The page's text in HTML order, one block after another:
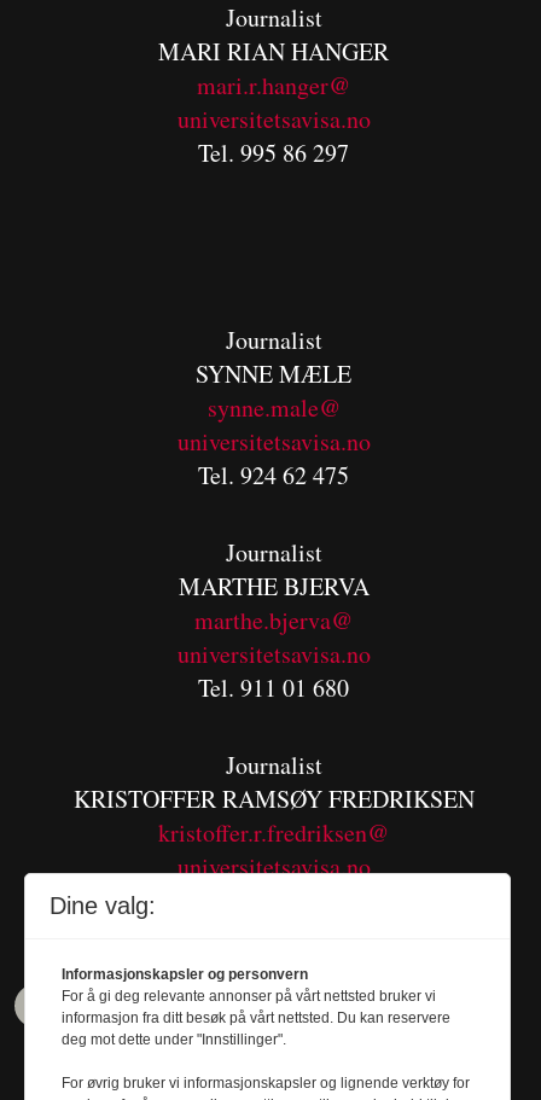
Journalist
MARI RIAN HANGER
mari.r.hanger@
universitetsavisa.no
Tel. 995 86 297
Journalist
SYNNE MÆLE
synne.male@
universitetsavisa.no
Tel. 924 62 475
Journalist
MARTHE BJERVA
marthe.bjerva@
universitetsavisa.no
Tel. 911 01 680
Journalist
KRISTOFFER RAMSØY FREDRIKSEN
kristoffer.r.fredriksen@
universitetsavisa.no
Dine valg:
Informasjonskapsler og personvern
For å gi deg relevante annonser på vårt nettsted bruker vi
informasjon fra ditt besøk på vårt nettsted. Du kan reservere
deg mot dette under "Innstillinger".
For øvrig bruker vi informasjonskapsler og lignende verktøy for